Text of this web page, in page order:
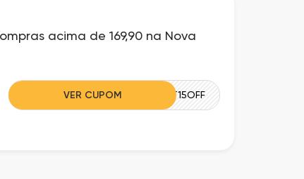
acima de 169,90 na Nova
VER CUPOM RKT15OFF